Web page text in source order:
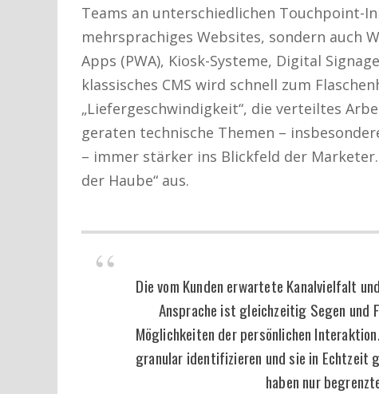
Teams an unterschiedlichen Touchpoint-
mehrsprachiges Websites, sondern auch
Apps (PWA), Kiosk-Systeme, Digital
klassisches CMS wird schnell zum
„Liefergeschwindigkeit“, die verteiltes
geraten technische Themen –
– immer stärker ins Blickfeld der
der Haube“ aus.
Die vom Kunden erwartete Kanalvielfalt
Ansprache ist gleichzeitig Segen und
Möglichkeiten der persönlichen
granular identifizieren und sie in Echtzeit
haben nur